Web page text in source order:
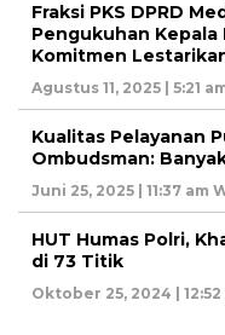
Fraksi PKS DPRD
Pengukuhan Kepala
Komitmen
Agustus 11, 2025 | 5:21
Kualitas Pelayanan
Ombudsman:
Juni 25, 2025 | 11:37 am
HUT Humas Polri,
di 73 Titik
Oktober 25, 2024 |